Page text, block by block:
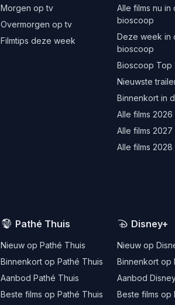
Morgen op tv
Overmorgen op tv
Filmtips deze week
Alle films nu in
bioscoop
Deze week in
bioscoop
Bioscoop Top
Nieuwste
Binnenkort in
Alle films 2026
Alle films 2027
Alle films 2028
Pathé Thuis
Nieuw op Pathé Thuis
Binnenkort op Pathé Thuis
Aanbod Pathé Thuis
Beste films op Pathé Thuis
Disney+
Nieuw op
Binnenkort op
Aanbod
Beste films op